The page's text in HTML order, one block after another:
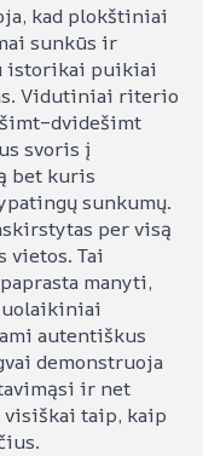
kad plokštiniai
sunkūs ir
istorikai puikiai
Vidutiniai riterio
svoris į
bet kuris
sunkumų.
per visą
vietos. Tai
manyti,
autentiškus
demonstruoja
ir net
taip, kaip